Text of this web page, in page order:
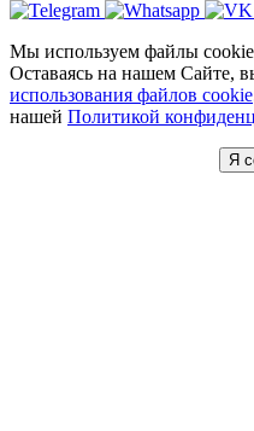
Мы используем файлы cookie
Оставаясь на нашем Сайте,
использования файлов cookie
нашей Политикой
Я